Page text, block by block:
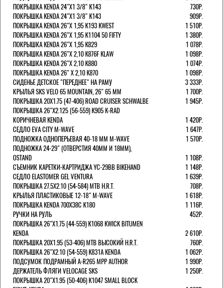
ПОКРЫШКА KENDA 24"Х1 3/8" K143
730Р.
ПОКРЫШКА KENDA 24"Х1 3/8" K143
909Р.
ПОКРЫШКА KENDA 26"Х 1,95 K193 KWEST
1 510Р.
ПОКРЫШКА KENDA 26"Х 1,95 K1104 50 FIFTY
1 380Р.
ПОКРЫШКА KENDA 26"Х 1,95 K829
1 078Р.
ПОКРЫШКА KENDA 26"Х 2,10 K876F KLAW
1 098Р.
ПОКРЫШКА KENDA 26"Х 2,10 K880
1 074Р.
ПОКРЫШКА KENDA 26" Х 2,10 K870
1 098Р.
СИДЕНЬЕ ДЕТСКОЕ "ПЕРЕДНЕЕ" НА РАМУ
3 333Р.
КРЫЛЬЯ SKS VELO 65 MOUNTAIN, 26" 65 ММ
1 700Р.
ПОКРЫШКА 20X1.75 (47-406) ROAD CRUISER SCHWALBE
1 945Р.
ПОКРЫШКА 26"Х2.125 (56-559) K905 K-RAD
КОРИЧНЕВАЯ KENDA
1 420Р.
СЕДЛО EVA CITY M-WAVE
1 647Р.
ПОДНОЖКА ОДНОПЕРЬЕВАЯ 40-18 ММ M-WAVE
1 570Р.
ПОДНОЖКА 24-29" (ОТВЕРСТИЯ 40ММ И 18ММ),
OSTAND
1 108Р.
СЪЕМНИК КАРЕТКИ-КАРТРИДЖА YC-29BB BIKEHAND
1 148Р.
СЕДЛО ELASTOMER GEL VENTURA
1 639Р.
ПОКРЫШКА 27.5X2.10 (54-584) MTB H.R.T.
708Р.
КРЫЛЬЯ ПЛАСТИКОВЫЕ 12-18" M-WAVE
1 618Р.
ПОКРЫШКА KENDA 700Х38С K180
1 116Р.
РУЧКИ НА РУЛЬ
452Р.
ПОКРЫШКА 26"Х1.75 (44-559) K1068 KWICK BITUMEN
KENDA
2 610Р.
ПОКРЫШКА 20X1.95 (53-406) MTB ВЫСОКИЙ H.R.T.
760Р.
ПОКРЫШКА 26"Х2.10 (54-559) K831A KENDA
1 062Р.
ПОДСУМОК ПОДРАМНЫЙ A-R265 MPP AUTHOR
1 990Р.
ДЕРЖАТЕЛЬ ФЛЯГИ VELOCAGE SKS
1 250Р.
ПОКРЫШКА 20"Х1.95 (50-406) K1047 SMALL BLOCK